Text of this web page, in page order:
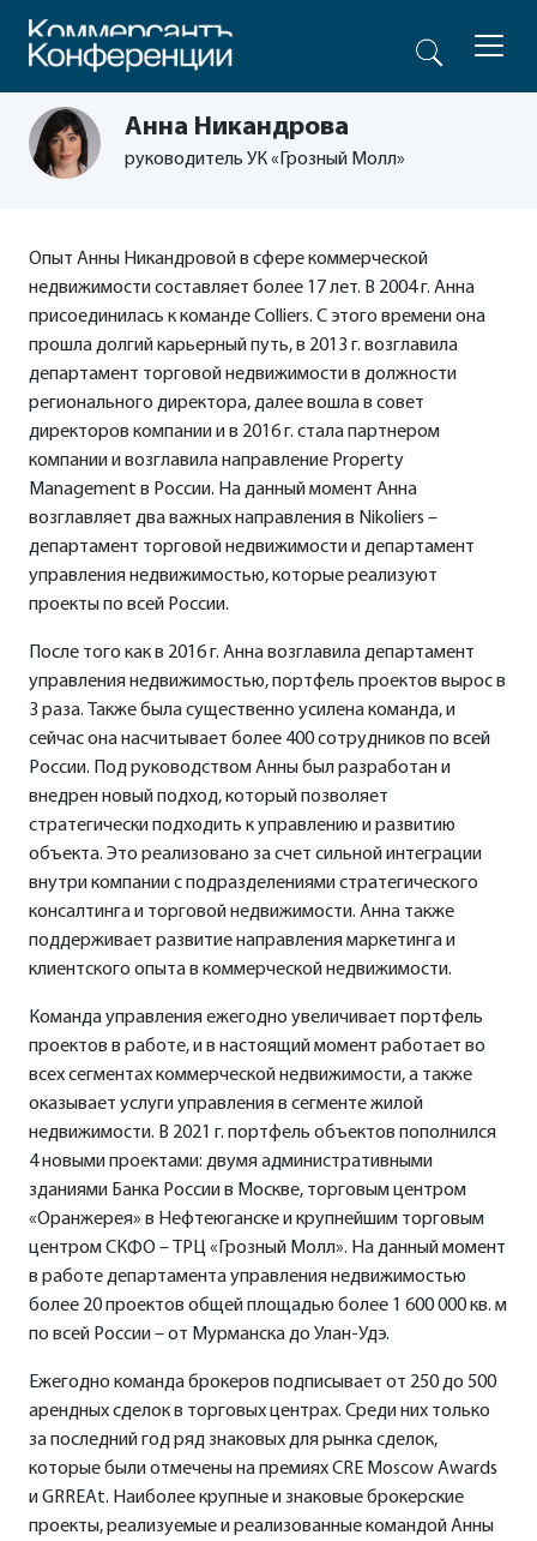
Анна Никандрова
руководитель УК «Грозный Молл»
Опыт Анны Никандровой в сфере коммерческой
недвижимости составляет более 17 лет. В 2004 г. Анна
присоединилась к команде Colliers. С этого времени она
прошла долгий карьерный путь, в 2013 г. возглавила
департамент торговой недвижимости в должности
регионального директора, далее вошла в совет
директоров компании и в 2016 г. стала партнером
компании и возглавила направление Property
Management в России. На данный момент Анна
возглавляет два важных направления в Nikoliers –
департамент торговой недвижимости и департамент
управления недвижимостью, которые реализуют
проекты по всей России.
После того как в 2016 г. Анна возглавила департамент
управления недвижимостью, портфель проектов вырос в
3 раза. Также была существенно усилена команда, и
сейчас она насчитывает более 400 сотрудников по всей
России. Под руководством Анны был разработан и
внедрен новый подход, который позволяет
стратегически подходить к управлению и развитию
объекта. Это реализовано за счет сильной интеграции
внутри компании с подразделениями стратегического
консалтинга и торговой недвижимости. Анна также
поддерживает развитие направления маркетинга и
клиентского опыта в коммерческой недвижимости.
Команда управления ежегодно увеличивает портфель
проектов в работе, и в настоящий момент работает во
всех сегментах коммерческой недвижимости, а также
оказывает услуги управления в сегменте жилой
недвижимости. В 2021 г. портфель объектов пополнился
4 новыми проектами: двумя административными
зданиями Банка России в Москве, торговым центром
«Оранжерея» в Нефтеюганске и крупнейшим торговым
центром СКФО – ТРЦ «Грозный Молл». На данный момент
в работе департамента управления недвижимостью
более 20 проектов общей площадью более 1 600 000 кв. м
по всей России – от Мурманска до Улан-Удэ.
Ежегодно команда брокеров подписывает от 250 до 500
арендных сделок в торговых центрах. Среди них только
за последний год ряд знаковых для рынка сделок,
которые были отмечены на премиях CRE Moscow Awards
и GRREAt. Наиболее крупные и знаковые брокерские
проекты, реализуемые и реализованные командой Анны